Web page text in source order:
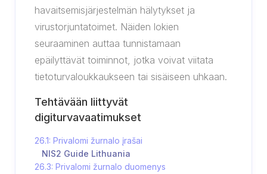
havaitsemisjärjestelmän hälytykset ja
virustorjuntatoimet. Näiden lokien
seuraaminen auttaa tunnistamaan
epäilyttävät toiminnot, jotka voivat viitata
tietoturvaloukkaukseen tai sisäiseen uhkaan.
Tehtävään liittyvät
digiturvavaatimukset
26.1: Privalomi žurnalo įrašai
NIS2 Guide Lithuania
26.3: Privalomi žurnalo duomenys